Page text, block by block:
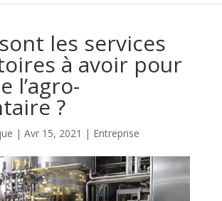
les services
à avoir pour
l’agro-
?
| Avr 15, 2021 | Entreprise